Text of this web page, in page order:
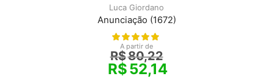
Luca Giordano
Anunciação (1672)
A partir de
R$80,22
R$52,14